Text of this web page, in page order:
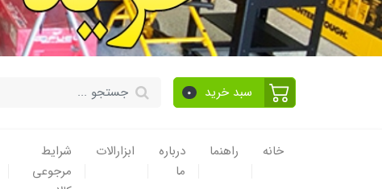
سبد خرید 0
خانه راهنما
درباره
ما
ابزارالات
شرایط
مرجوعی